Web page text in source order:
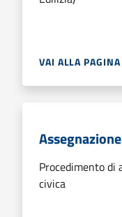
VAI ALLA PAGINA
Procedimento di
civica